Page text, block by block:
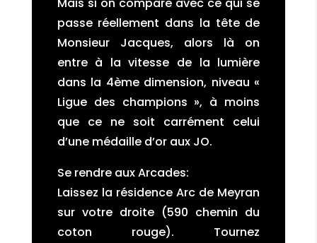
Mais si on compare avec ce qui se
passe réellement dans la tête de
Monsieur Jacques, alors là on
entre à la vitesse de la lumière
dans la 4ème dimension, niveau «
Ligue des champions », à moins
que ce ne soit carrément celui
d’une médaille d’or aux JO.
Se rendre aux Arcades:
Laissez la résidence Arc de Meyran
sur votre droite (590 chemin du
coton rouge). Tournez